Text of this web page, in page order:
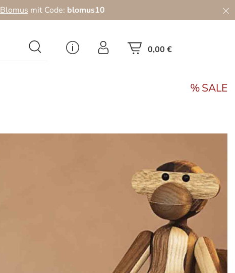
Blomus mit Code: blomus10
0,00 €
SALE